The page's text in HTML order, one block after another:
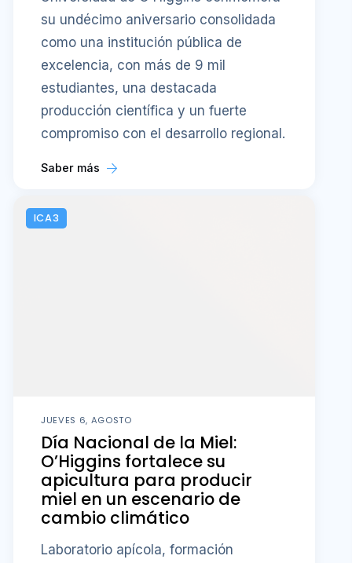
su undécimo aniversario consolidada
como una institución pública de
excelencia, con más de 9 mil
estudiantes, una destacada
producción científica y un fuerte
compromiso con el desarrollo regional.
Saber más
ICA3
JUEVES 6, AGOSTO
Día Nacional de la Miel:
O’Higgins fortalece su
apicultura para producir
miel en un escenario de
cambio climático
Laboratorio apícola, formación